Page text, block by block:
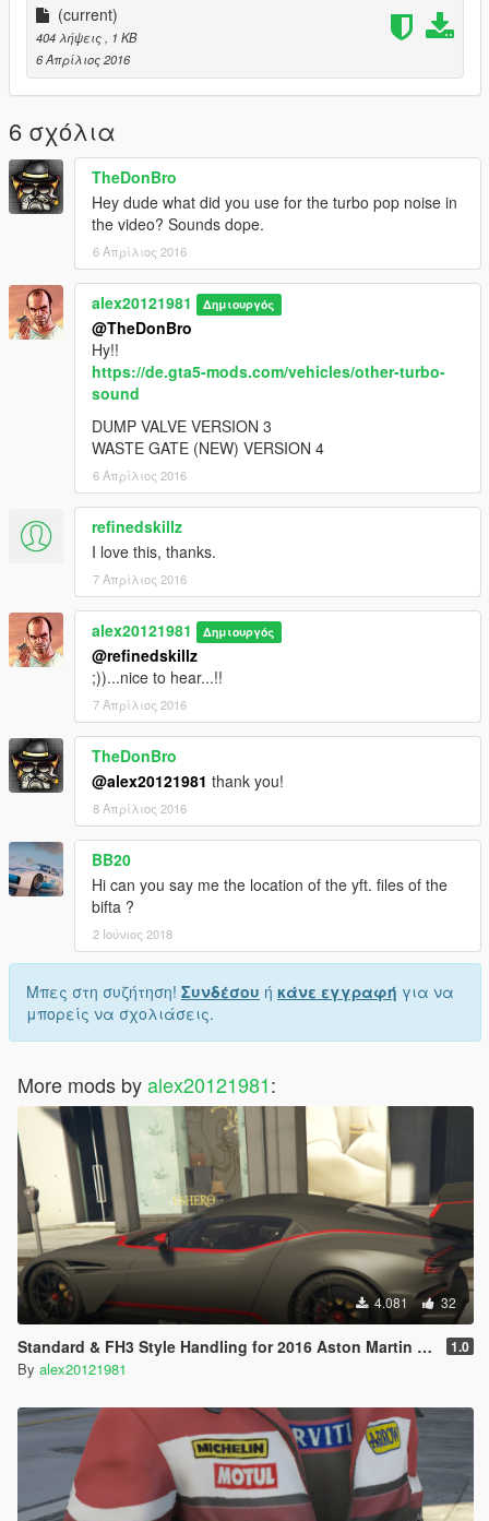
(current)
404 λήψεις
, 1 KB
6 Απρίλιος 2016
6 σχόλια
TheDonBro
Hey dude what did you use for the turbo pop noise in
the video? Sounds dope.
6 Απρίλιος 2016
alex20121981 Δημιουργός
@TheDonBro
Hy!!
https://de.gta5-mods.com/vehicles/other-turbo-
sound
DUMP VALVE VERSION 3
WASTE GATE (NEW) VERSION 4
6 Απρίλιος 2016
refinedskillz
I love this, thanks.
7 Απρίλιος 2016
alex20121981 Δημιουργός
@refinedskillz
;))...nice to hear...!!
7 Απρίλιος 2016
TheDonBro
@alex20121981 thank you!
8 Απρίλιος 2016
BB20
Hi can you say me the location of the yft. files of the
bifta ?
2 Ιούνιος 2018
Μπες στη συζήτηση! Συνδέσου ή κάνε εγγραφή για να
μπορείς να σχολιάσεις.
More mods byalex20121981:
4.081 32
Standard & FH3 Style Handling for 2016 Aston Martin Vulcan 1.0
By alex20121981